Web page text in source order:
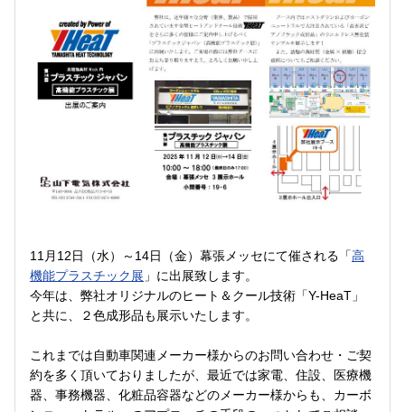
11月12日（水）～14日（金）幕張メッセにて催される「高
機能プラスチック展 」に出展致します。
今年は、弊社オリジナルのヒート＆クール技術「Y-HeaT」
と共に、２色成形品も展示いたします。
これまでは自動車関連メーカー様からのお問い合わせ・ご契
約を多く頂いておりましたが、最近では家電、住設、医療機
器、事務機器、化粧品容器などのメーカー様からも、カーボ